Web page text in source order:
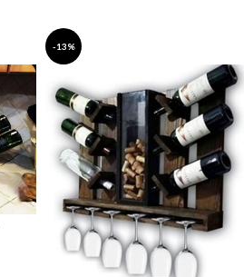
-13%